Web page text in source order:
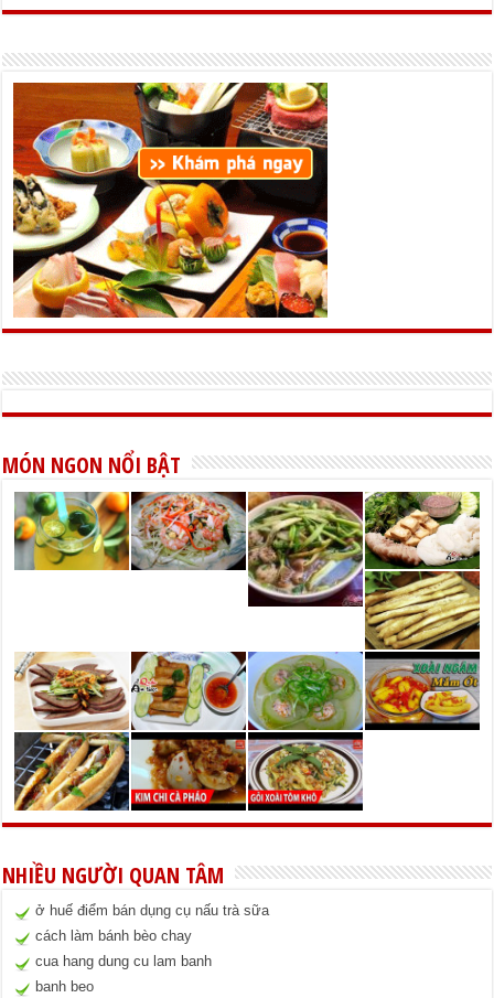
MÓN NGON NỔI BẬT
NHIỀU NGƯỜI QUAN TÂM
ở huế điểm bán dụng cụ nấu trà sữa
cách làm bánh bèo chay
cua hang dung cu lam banh
banh beo